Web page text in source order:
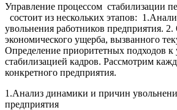
Управление процессом стабилизации
состоит из нескольких этапов:
увольнения работников предприятия.
экономического ущерба, вызванного
Определение приоритетных подходов
стабилизацией кадров. Рассмотрим
конкретного предприятия.
1.Анализ динамики и причин
предприятия